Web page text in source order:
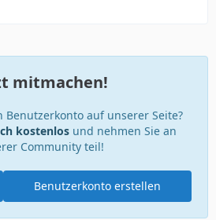
mitmachen!
Benutzerkonto auf unserer Seite?
kostenlosund nehmen Sie an
Community teil!
Benutzerkonto erstellen